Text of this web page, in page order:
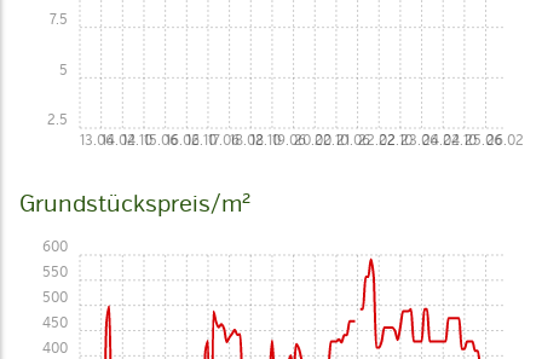
13.0614.0214.1015.0616.0216.1017.0618.0218.1019.0620.0220.1021.0622.0222.1023.0624.0224.1025.0626.02
2.5
5
7.5
Grundstückspreis/m²
400
450
500
550
600